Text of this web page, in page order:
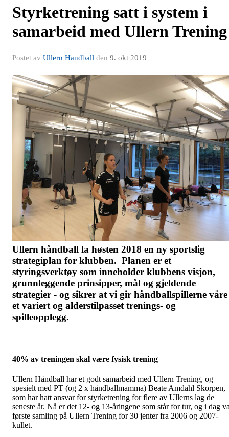
Styrketrening satt i system i
samarbeid med Ullern Trening
Postet av Ullern Håndball den 9. okt 2019
Ullern håndball la høsten 2018 en ny sportslig
strategiplan for klubben. Planen er et
styringsverktøy som inneholder klubbens visjon,
grunnleggende prinsipper, mål og gjeldende
strategier - og sikrer at vi gir håndballspillerne våre
et variert og alderstilpasset trenings- og
spilleopplegg.
40% av treningen skal være fysisk trening
Ullern Håndball har et godt samarbeid med Ullern Trening, og
spesielt med PT (og 2 x håndballmamma) Beate Amdahl Skorpen,
som har hatt ansvar for styrketrening for flere av Ullerns lag de
seneste år. Nå er det 12- og 13-åringene som står for tur, og i dag
første samling på Ullern Trening for 30 jenter fra 2006 og 2007-
kullet.